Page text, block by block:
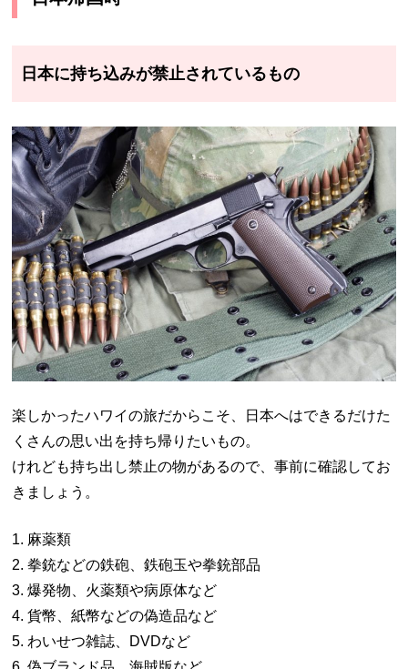
日本に持ち込みが禁止されているもの
楽しかったハワイの旅だからこそ、日本へはできるだけた
くさんの思い出を持ち帰りたいもの。
けれども持ち出し禁止の物があるので、事前に確認してお
きましょう。
1. 麻薬類
2. 拳銃などの鉄砲、鉄砲玉や拳銃部品
3. 爆発物、火薬類や病原体など
4. 貨幣、紙幣などの偽造品など
5. わいせつ雑誌、DVDなど